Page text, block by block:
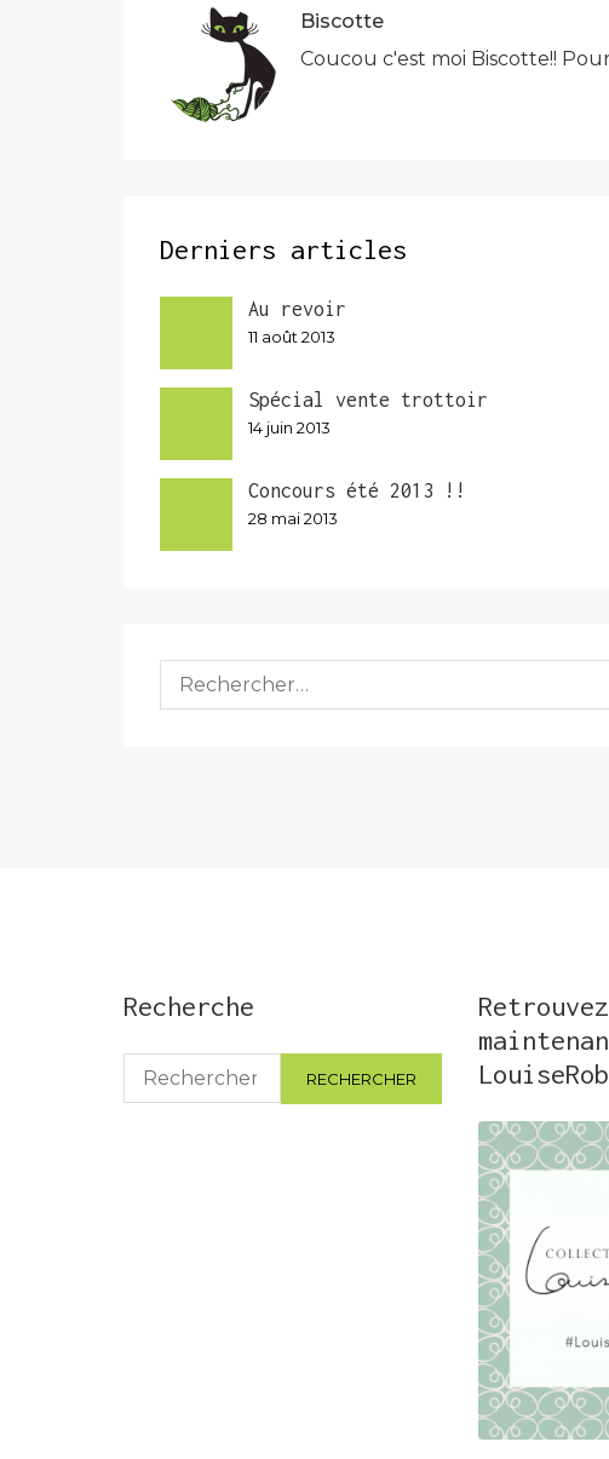
Biscotte
Coucou c'est moi Biscotte!!
Derniers articles
Au revoir
11 août 2013
Spécial vente trottoir
14 juin 2013
Concours été 2013 !!
28 mai 2013
Rechercher :
Recherche
Rechercher :